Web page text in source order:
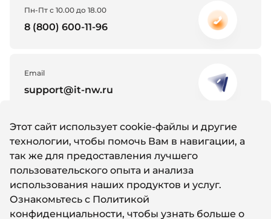
Пн-Пт с 10.00 до 18.00
8 (800) 600-11-96
Email
support@it-nw.ru
Написать нам
© 2011-2024 Айти Северо-Запад
Этот сайт использует cookie-файлы и другие
технологии, чтобы помочь Вам в навигации, а
так же для предоставления лучшего
пользовательского опыта и анализа
использования наших продуктов и услуг.
Ознакомьтесь с Политикой
конфиденциальности, чтобы узнать больше о